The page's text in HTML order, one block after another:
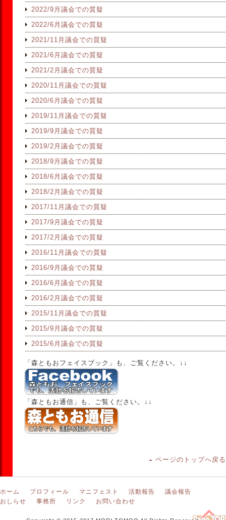
2022/9月議会での質疑
2022/6月議会での質疑
2021/11月議会での質疑
2021/6月議会での質疑
2021/2月議会での質疑
2020/11月議会での質疑
2020/6月議会での質疑
2019/11月議会での質疑
2019/9月議会での質疑
2019/2月議会での質疑
2018/9月議会での質疑
2018/6月議会での質疑
2018/2月議会での質疑
2017/11月議会での質疑
2017/9月議会での質疑
2017/2月議会での質疑
2016/11月議会での質疑
2016/9月議会での質疑
2016/6月議会での質疑
2016/2月議会での質疑
2015/11月議会での質疑
2015/9月議会での質疑
2015/6月議会での質疑
「森ともおフェイスブック」も、ご覧ください。↓↓
「森ともお通信」も、ご覧ください。↓↓
ページのトップへ戻る
ホーム プロフィール マニフェスト 活動報告
議会報告
おしらせ
事務所 リンク お問い合わせ